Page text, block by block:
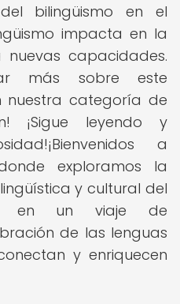
bilingüismo en el
impacta en la
capacidades.
más sobre este
nuestra categoría de
¡Sigue leyendo y
a
exploramos la
y cultural del
en un viaje de
de las lenguas
y enriquecen